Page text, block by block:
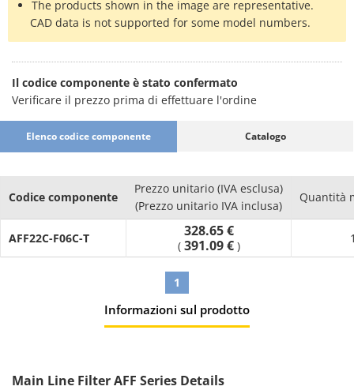
The products shown in the image are representative.
CAD data is not supported for some model numbers.
Il codice componente è stato confermato
Verificare il prezzo prima di effettuare l'ordine
Elenco codice componente Catalogo
Codice componente
Prezzo unitario (IVA esclusa)
(Prezzo unitario IVA inclusa)
Quantità
AFF22C-F06C-T 328.65 €
( 391.09 € )
1
Informazioni sul prodotto
Main Line Filter AFF Series Details